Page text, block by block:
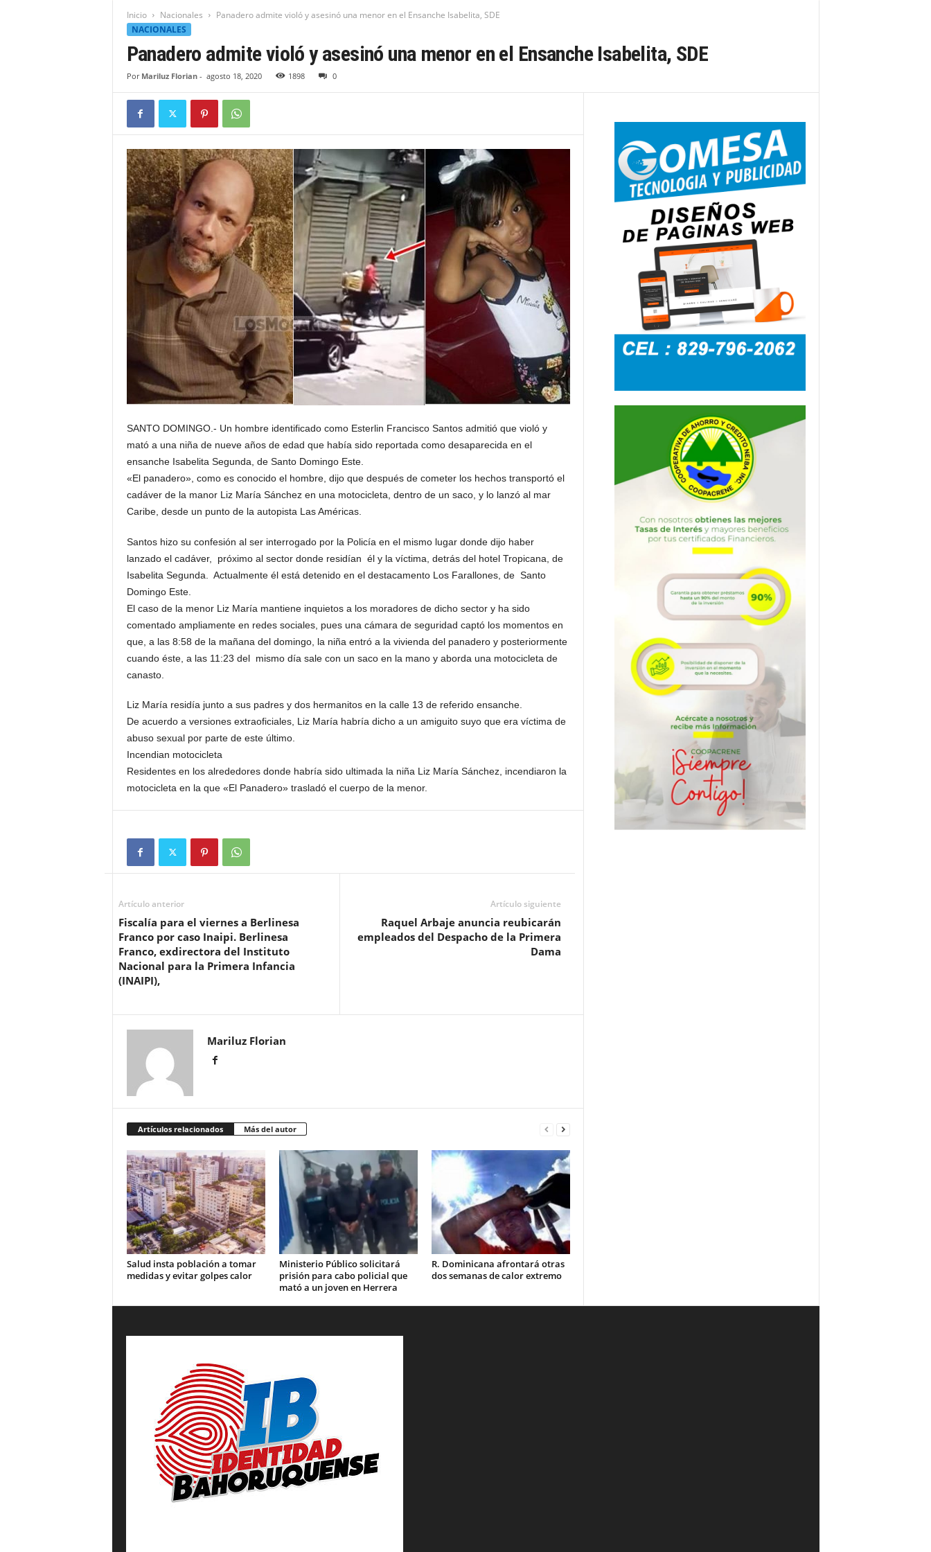
Inicio Nacionales
Panadero admite violó y asesinó una menor en el Ensanche Isabelita, SDE
NACIONALES
Panadero admite violó y asesinó una menor en el Ensanche Isabelita, SDE
Por Mariluz Florian- agosto 18, 2020 1898 0
SANTO DOMINGO.- Un hombre identificado como Esterlin Francisco Santos admitió que violó y
mató a una niña de nueve años de edad que había sido reportada como desaparecida en el
ensanche Isabelita Segunda, de Santo Domingo Este.
«El panadero», como es conocido el hombre, dijo que después de cometer los hechos transportó el
cadáver de la manor Liz María Sánchez en una motocicleta, dentro de un saco, y lo lanzó al mar
Caribe, desde un punto de la autopista Las Américas.
Santos hizo su confesión al ser interrogado por la Policía en el mismo lugar donde dijo haber
lanzado el cadáver, próximo al sector donde residían él y la víctima, detrás del hotel Tropicana, de
Isabelita Segunda. Actualmente él está detenido en el destacamento Los Farallones, de Santo
Domingo Este.
El caso de la menor Liz María mantiene inquietos a los moradores de dicho sector y ha sido
comentado ampliamente en redes sociales, pues una cámara de seguridad captó los momentos en
que, a las 8:58 de la mañana del domingo, la niña entró a la vivienda del panadero y posteriormente
cuando éste, a las 11:23 del mismo día sale con un saco en la mano y aborda una motocicleta de
canasto.
Liz María residía junto a sus padres y dos hermanitos en la calle 13 de referido ensanche.
De acuerdo a versiones extraoficiales, Liz María habría dicho a un amiguito suyo que era víctima de
abuso sexual por parte de este último.
Incendian motocicleta
Residentes en los alrededores donde habría sido ultimada la niña Liz María Sánchez, incendiaron la
motocicleta en la que «El Panadero» trasladó el cuerpo de la menor.
Artículo anterior
Fiscalía para el viernes a Berlinesa
Franco por caso Inaipi. Berlinesa
Franco, exdirectora del Instituto
Nacional para la Primera Infancia
(INAIPI),
Artículo siguiente
Raquel Arbaje anuncia reubicarán
empleados del Despacho de la Primera
Dama
Mariluz Florian
Artículos relacionados Más del autor
Salud insta población a tomar
medidas y evitar golpes calor
Ministerio Público solicitará
prisión para cabo policial que
mató a un joven en Herrera
R. Dominicana afrontará otras
dos semanas de calor extremo